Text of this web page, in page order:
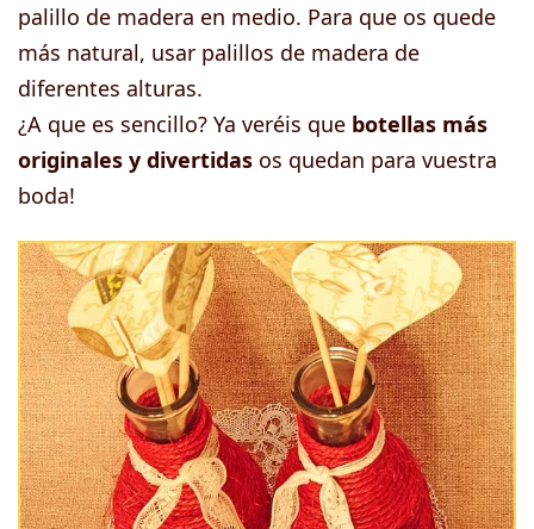
palillo de madera en medio. Para que os quede
más natural, usar palillos de madera de
diferentes alturas.
¿A que es sencillo? Ya veréis que botellas más
originales y divertidas os quedan para vuestra
boda!